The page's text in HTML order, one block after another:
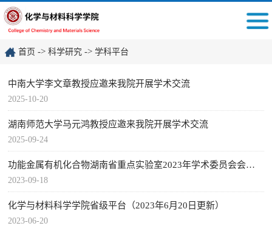
首页 -> 科学研究 -> 学科平台
中南大学李文章教授应邀来我院开展学术交流
2025-10-20
湖南师范大学马元鸿教授应邀来我院开展学术交流
2025-09-24
功能金属有机化合物湖南省重点实验室2023年学术委员会会议暨学术研讨会顺利召开
2023-09-18
化学与材料科学学院省级平台（2023年6月20日更新）
2023-06-20